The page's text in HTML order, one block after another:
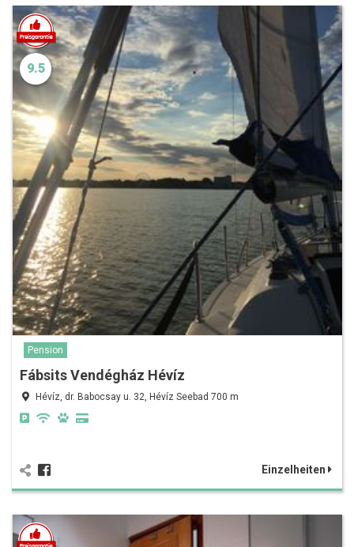
9.5
Pension
Fábsits Vendégház Hévíz
Hévíz, dr. Babocsay u. 32, Hévíz Seebad 700 m
Einzelheiten